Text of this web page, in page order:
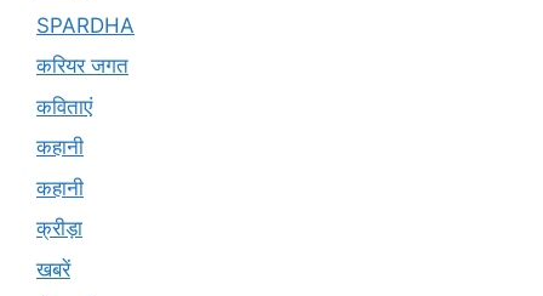
SPARDHA
करियर जगत
कविताएं
कहानी
कहानी
क्रीड़ा
खबरें